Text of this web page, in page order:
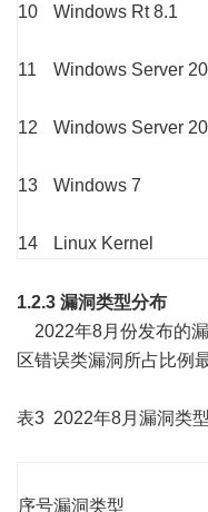
10 Windows Rt 8.1
11 Windows Server
12 Windows Server
13 Windows 7
14 Linux Kernel
1.2.3 漏洞类型分布
2022年8月份发布的
区错误类漏洞所占比例
表3 2022年8月漏洞类
序号漏洞类型